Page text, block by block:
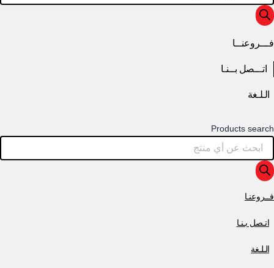
فـــروعنــا
اتـــصل بــنـا
الـلـغة
Products search
فــروعنـا
اتـصل بـنـا
الـلـغة